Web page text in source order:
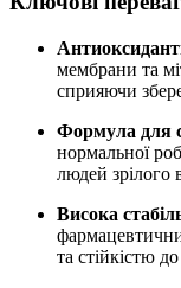
мембрани та
сприяючи
Формула для
нормальної
людей зрілого
Висока
та стійкістю